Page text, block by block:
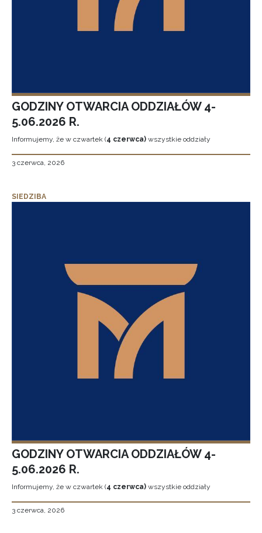
GODZINY OTWARCIA ODDZIAŁÓW 4-
5.06.2026 R.
Informujemy, że w czwartek (4 czerwca) wszystkie oddziały
3 czerwca, 2026
SIEDZIBA
GODZINY OTWARCIA ODDZIAŁÓW 4-
5.06.2026 R.
Informujemy, że w czwartek (4 czerwca) wszystkie oddziały
3 czerwca, 2026